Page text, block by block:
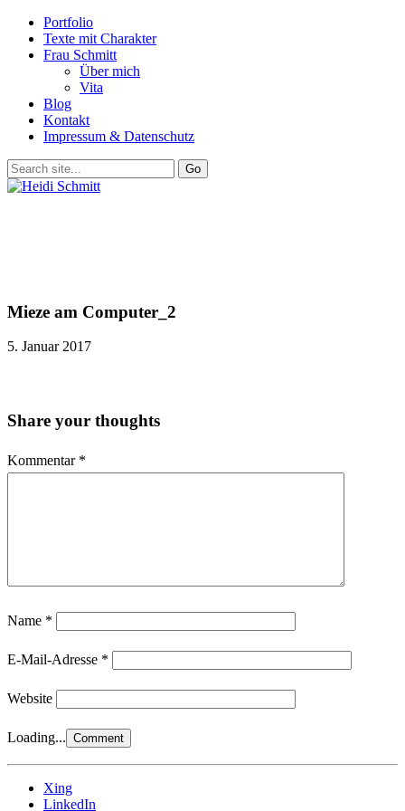
Portfolio
Texte mit Charakter
Frau Schmitt
Über mich
Vita
Blog
Kontakt
Impressum & Datenschutz
Mieze am Computer_2
5. Januar 2017
Share your thoughts
Kommentar *
Name *
E-Mail-Adresse *
Website
Loading...
Xing
LinkedIn